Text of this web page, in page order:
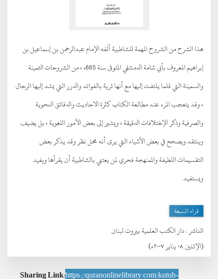
(الإثنين ٠٨ يناير ٢٠٠٧ء)
الناشر :دار الكتب العلمية بيروت لبنان
هذا الشرح من الشروح المهمة للشاطبية ألفه الإمام عبدالرحمن بن إسماعيل بن
إبراهيم المعروف بأبي شامة الدمشقي المتوفى سنة 665ه ، من الشروحات الثمينة
والسمينة التي قلما يلتفت إليها مع أنها ثرية بالفوائد والدرر التي يشد إليها الرحال
، وقد يتعجب المرء عند مطالعة الكتاب كثرة الاحاديث والدقائق النحوية
والصرفية وذكر الإختلافات الدقيقة ، ويشير إلى بعض الأمور اللغوية ، بل يضيف
وينتقد ويصحح في بعض الأشياء التي يرى أنه محل نظر وقد يذكر بعض
التقسيمات اللطيفة والممنهجة فحري لمن يعتني بالشاطبية أن يقرأها ويفيد
ويستفيد.
قراء السبعة
Sharing Link:https://quranonlinelibrary.com/kutub-